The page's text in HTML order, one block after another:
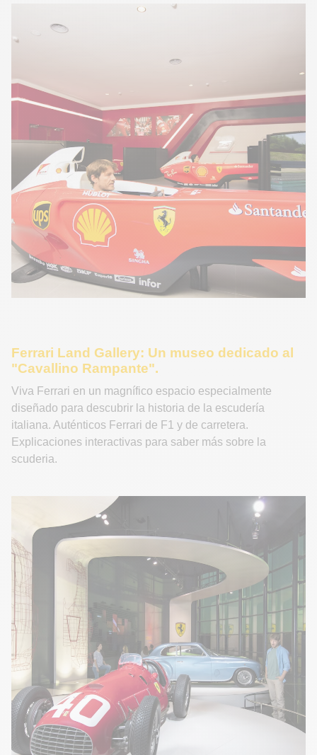
Ferrari Land Gallery: Un museo dedicado al
"Cavallino Rampante".
Viva Ferrari en un magnífico espacio especialmente
diseñado para descubrir la historia de la escudería
italiana. Auténticos Ferrari de F1 y de carretera.
Explicaciones interactivas para saber más sobre la
scuderia.